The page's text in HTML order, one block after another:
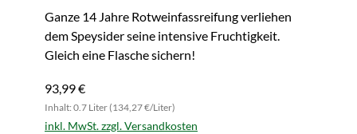
Ganze 14 Jahre Rotweinfassreifung verliehen
dem Speysider seine intensive Fruchtigkeit.
Gleich eine Flasche sichern!
93,99 €
Inhalt: 0.7 Liter (134,27 €/Liter)
inkl. MwSt. zzgl. Versandkosten